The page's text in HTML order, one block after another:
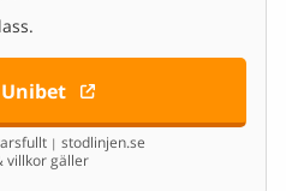
| stodlinjen.se
villkor gäller